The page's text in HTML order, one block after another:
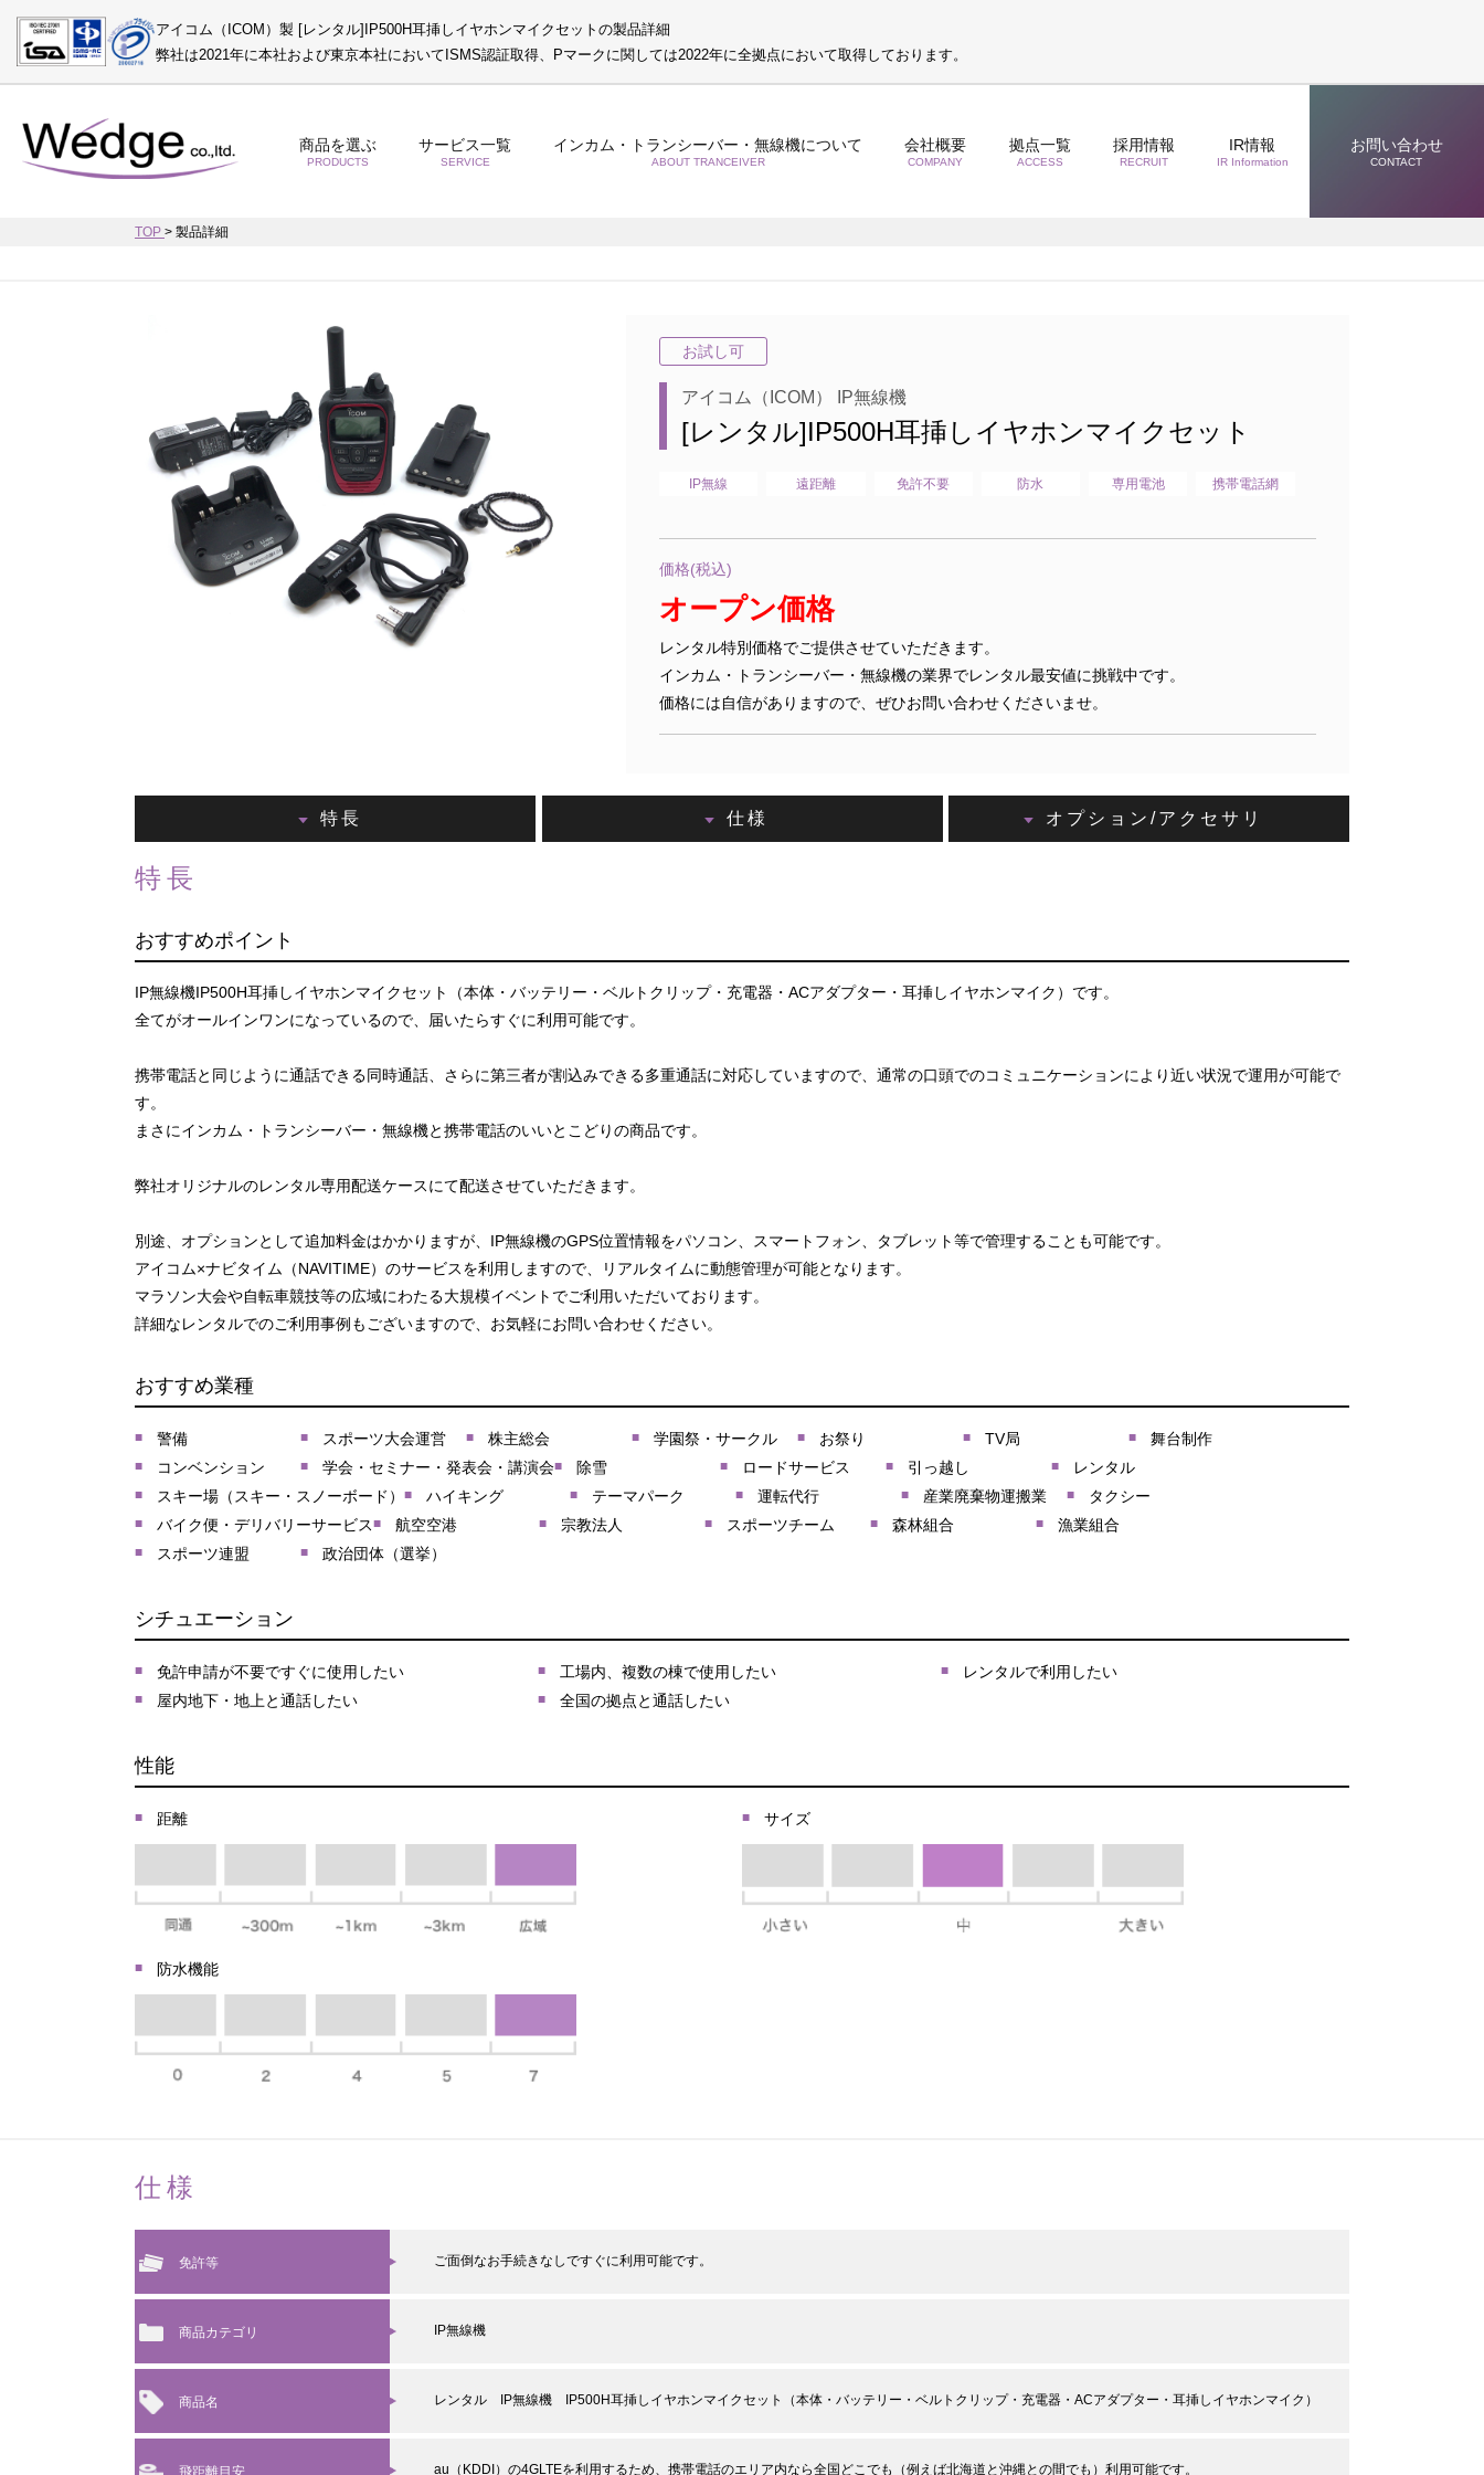
アイコム（ICOM）製 [レンタル]IP500H耳挿しイヤホンマイクセットの製品詳細
弊社は2021年に本社および東京本社においてISMS認証取得、Pマークに関しては2022年に全拠点において取得しております。
商品を選ぶ
PRODUCTS
サービス一覧
SERVICE
インカム・トランシーバー・無線機について
ABOUT TRANCEIVER
会社概要
COMPANY
拠点一覧
ACCESS
採用情報
RECRUIT
IR情報
IR Information
お問い合わせ
CONTACT
TOP > 製品詳細
お試し可
アイコム（ICOM） IP無線機
[レンタル]IP500H耳挿しイヤホンマイクセット
IP無線 遠距離 免許不要 防水 専用電池 携帯電話網
価格(税込)
オープン価格
レンタル特別価格でご提供させていただきます。
インカム・トランシーバー・無線機の業界でレンタル最安値に挑戦中です。
価格には自信がありますので、ぜひお問い合わせくださいませ。
特長 仕様 オプション/アクセサリ
特長
おすすめポイント
IP無線機IP500H耳挿しイヤホンマイクセット（本体・バッテリー・ベルトクリップ・充電器・ACアダプター・耳挿しイヤホンマイク）です。
全てがオールインワンになっているので、届いたらすぐに利用可能です。
携帯電話と同じように通話できる同時通話、さらに第三者が割込みできる多重通話に対応していますので、通常の口頭でのコミュニケーションにより近い状況で運用が可能で
す。
まさにインカム・トランシーバー・無線機と携帯電話のいいとこどりの商品です。
弊社オリジナルのレンタル専用配送ケースにて配送させていただきます。
別途、オプションとして追加料金はかかりますが、IP無線機のGPS位置情報をパソコン、スマートフォン、タブレット等で管理することも可能です。
アイコム×ナビタイム（NAVITIME）のサービスを利用しますので、リアルタイムに動態管理が可能となります。
マラソン大会や自転車競技等の広域にわたる大規模イベントでご利用いただいております。
詳細なレンタルでのご利用事例もございますので、お気軽にお問い合わせください。
おすすめ業種
警備 スポーツ大会運営 株主総会 学園祭・サークル お祭り TV局
舞台制作
コンベンション
学会・セミナー・発表会・講演会 除雪 ロードサービス 引っ越し
レンタル
スキー場（スキー・スノーボード）
ハイキング テーマパーク 運転代行 産業廃棄物運搬業
タクシー
バイク便・デリバリーサービス
航空空港 宗教法人 スポーツチーム 森林組合
漁業組合
スポーツ連盟
政治団体（選挙）
シチュエーション
免許申請が不要ですぐに使用したい 工場内、複数の棟で使用したい
レンタルで利用したい
屋内地下・地上と通話したい
全国の拠点と通話したい
性能
距離 サイズ
防水機能
仕様
免許等 ご面倒なお手続きなしですぐに利用可能です。
商品カテゴリ IP無線機
商品名 レンタル IP無線機 IP500H耳挿しイヤホンマイクセット（本体・バッテリー・ベルトクリップ・充電器・ACアダプター・耳挿しイヤホンマイク）
飛距離目安 au（KDDI）の4GLTEを利用するため、携帯電話のエリア内なら全国どこでも（例えば北海道と沖縄との間でも）利用可能です。